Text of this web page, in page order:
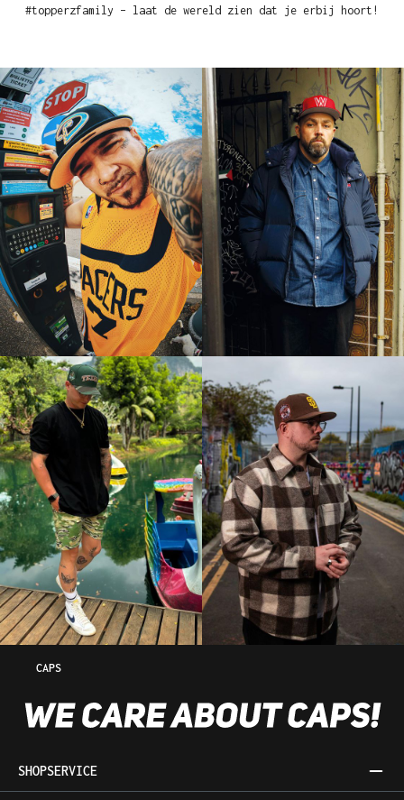
#topperzfamily – laat de wereld zien dat je erbij hoort!
CAPS
SHOPSERVICE